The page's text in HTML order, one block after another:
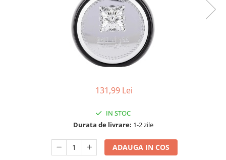
131,99 Lei
IN STOC
Durata de livrare: 1-2 zile
ADAUGA IN COS